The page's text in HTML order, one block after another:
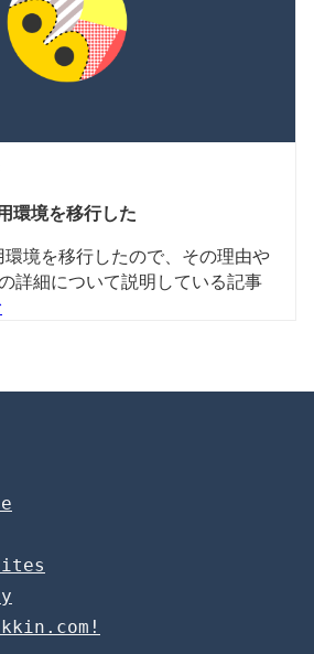
境を移行した
境を移行したので、その理由や
詳細について説明している記事